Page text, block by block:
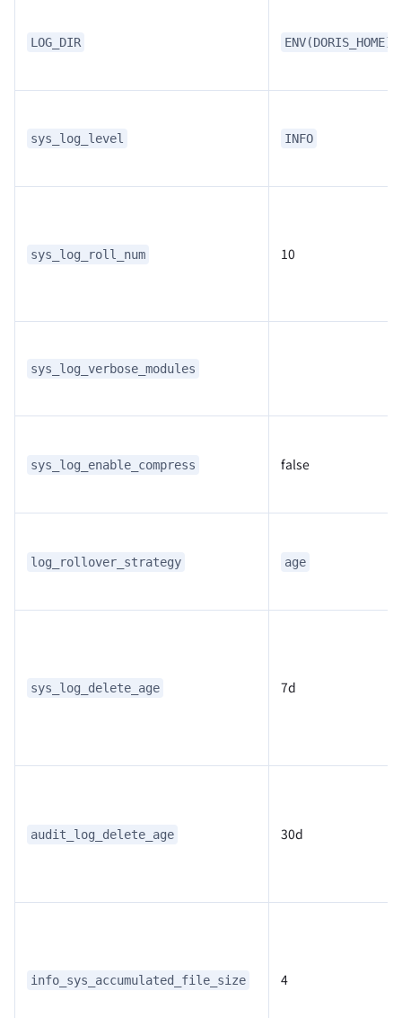
LOG_DIR
sys_log_level INFO
sys_log_roll_num 10
sys_log_verbose_modules
sys_log_enable_compress false
log_rollover_strategy age
sys_log_delete_age 7d
audit_log_delete_age 30d
info_sys_accumulated_file_size 4